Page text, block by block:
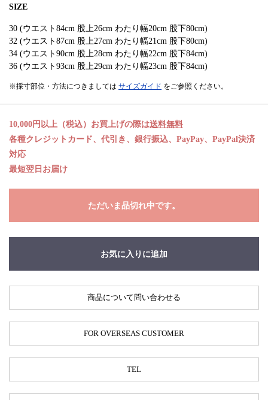
SIZE
30 (ウエスト84cm 股上26cm わたり幅20cm 股下80cm)
32 (ウエスト87cm 股上27cm わたり幅21cm 股下80cm)
34 (ウエスト90cm 股上28cm わたり幅22cm 股下84cm)
36 (ウエスト93cm 股上29cm わたり幅23cm 股下84cm)
※採寸部位・方法につきましては サイズガイド をご参照ください。
10,000円以上（税込）お買上げの際は送料無料
各種クレジットカード、代引き、銀行振込、PayPay、PayPal決済
対応
最短翌日お届け
ただいま品切れ中です。
お気に入りに追加
商品について問い合わせる
FOR OVERSEAS CUSTOMER
TEL